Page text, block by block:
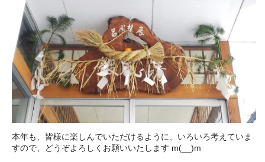
本年も、皆様に楽しんでいただけるように、いろいろ考えていま
すので、どうぞよろしくお願いいたします m(__)m